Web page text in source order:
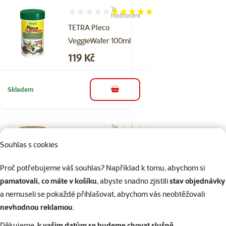
Souhlas s cookies
Proč potřebujeme váš souhlas? Například k tomu, abychom si
pamatovali, co máte v košíku, abyste snadno zjistilistav objednávky
a nemuseli se pokaždé přihlašovat, abychom vás neobtěžovali
nevhodnou reklamou.
TETRA Pleco
VeggieWafer 100ml
Hodnocení 100%, počet hodnocení: 1
1×
hodnocení
Cena
119 Kč
Skladem do košíku
3×
Cena
114 Kč